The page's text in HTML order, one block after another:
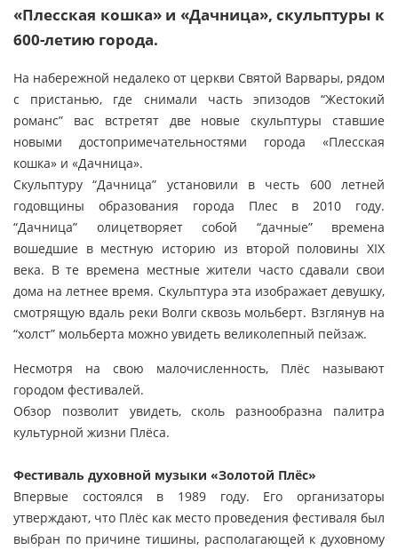
«Плесская кошка» и «Дачница», скульптуры к
600-летию города.
На набережной недалеко от церкви Святой Варвары, рядом
с пристанью, где снимали часть эпизодов “Жестокий
романс” вас встретят две новые скульптуры ставшие
новыми достопримечательностями города «Плесская
кошка» и «Дачница».
Скульптуру “Дачница” установили в честь 600 летней
годовщины образования города Плес в 2010 году.
“Дачница” олицетворяет собой “дачные” времена
вошедшие в местную историю из второй половины XIX
века. В те времена местные жители часто сдавали свои
дома на летнее время. Скульптура эта изображает девушку,
смотрящую вдаль реки Волги сквозь мольберт. Взглянув на
“холст” мольберта можно увидеть великолепный пейзаж.
Несмотря на свою малочисленность, Плёс называют
городом фестивалей.
Обзор позволит увидеть, сколь разнообразна палитра
культурной жизни Плёса.
Фестиваль духовной музыки «Золотой Плёс»
Впервые состоялся в 1989 году. Его организаторы
утверждают, что Плёс как место проведения фестиваля был
выбран по причине тишины, располагающей к духовному